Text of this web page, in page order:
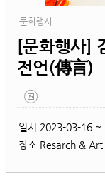
문화행사
[문화행사]
전언(傳言)
일시 2023-03-16 ~
장소 Resarch &